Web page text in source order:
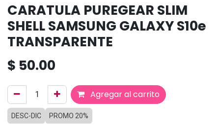
CARATULA PUREGEAR SLIM
SHELL SAMSUNG GALAXY S10e
TRANSPARENTE
$ 50.00
Agregar al carrito
DESC-DIC PROMO 20%